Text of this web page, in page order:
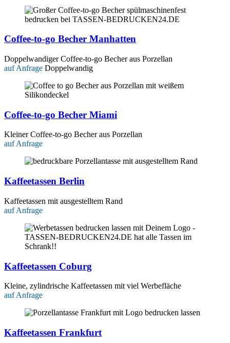
Coffee-to-go Becher Manhatten
Doppelwandiger Coffee-to-go Becher aus Porzellan
auf Anfrage Doppelwandig
Coffee-to-go Becher Miami
Kleiner Coffee-to-go Becher aus Porzellan
auf Anfrage
Kaffeetassen Berlin
Kaffeetassen mit ausgestelltem Rand
auf Anfrage
Kaffeetassen Coburg
Kleine, zylindrische Kaffeetassen mit viel Werbefläche
auf Anfrage
Kaffeetassen Frankfurt